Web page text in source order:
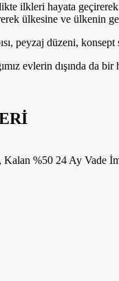
ilkleri hayata
ülkesine ve ülkenin
peyzaj düzeni, konsept
evlerin dışında da
%50 24 Ay Vade